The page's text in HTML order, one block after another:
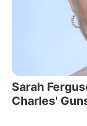
Sarah
Charles'